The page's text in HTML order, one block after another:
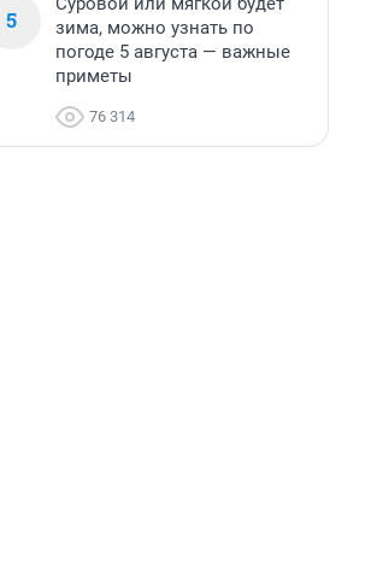
5
зима, можно узнать по
погоде 5 августа — важные
приметы
76 314